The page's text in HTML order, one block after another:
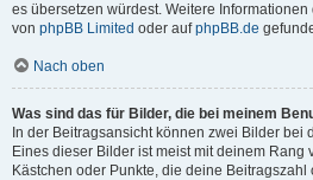
es übersetzen würdest. Weitere
von phpBB Limited oder aufphpBB.de
Nach oben
Was sind das für Bilder, die bei meinem
In der Beitragsansicht können zwei Bilder bei
Eines dieser Bilder ist meist mit deinem Rang
Kästchen oder Punkte, die deine